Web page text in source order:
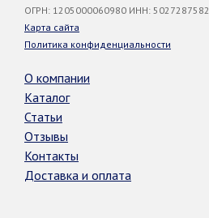
ОГРН: 1205000060980 ИНН: 5027287582
Карта сайта
Политика конфиденциальности
О компании
Каталог
Статьи
Отзывы
Контакты
Доставка и оплата